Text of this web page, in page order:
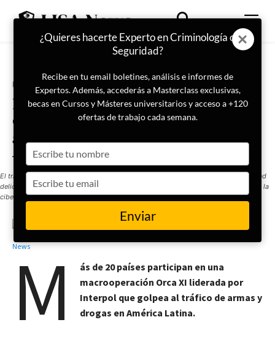
Portada
Interpol y la OEA detienen a más
de 8.700 personas y decomisan
56 toneladas de drogas en
América Latina
El tráfico de armas de fuego en la región está vinculado a otras formas de actividad
delictiva, como el tráfico de drogas, la trata de personas, el tráfico de migrantes y la
ciberdelincuencia. / Imagen: Interpol
27 de mayo de 2026
M
ás de 20 países participan en una
macrooperación Orca XI liderada por
Interpol que golpea al tráfico de armas y
drogas en América Latina.
¿Quieres hacerte Experto en Criminología o
Seguridad?
Recibe en tu email boletines, análisis e informes de
Expertos. Además, accederás a Masterclass exclusivas,
becas en Cursos y Másteres universitarios y acceso a +120
ofertas de trabajo cada semana.
your
name
your
email
Enviar